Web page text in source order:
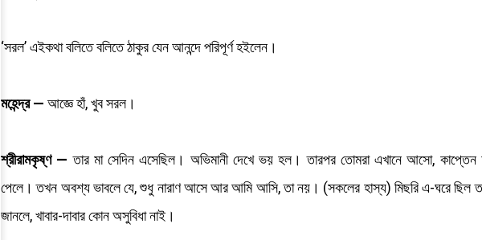
‘সরল’ এইকথা বলিতে বলিতে ঠাকুর যেন আনন্দে পরিপূর্ণ হইলেন।
মহেন্দ্র — আজ্ঞে হাঁ, খুব সরল।
শ্রীরামকৃষ্ণ — তার মা সেদিন এসেছিল। অভিমানী দেখে ভয় হল। তারপর তোমরা এখানে আসো,
পেলে। তখন অবশ্য ভাবলে যে, শুধু নারাণ আসে আর আমি আসি, তা নয়। (সকলের হাস্য) মিছরি এ-ঘরে ছিল তা
জানলে, খাবার-দাবার কোন অসুবিধা নাই।